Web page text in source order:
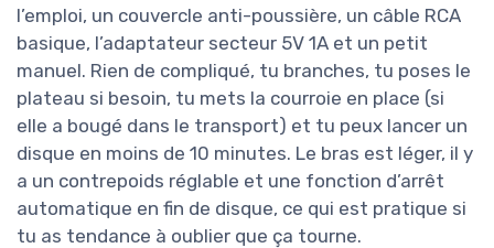
l’emploi, un couvercle anti-poussière, un câble RCA
basique, l’adaptateur secteur 5V 1A et un petit
manuel. Rien de compliqué, tu branches, tu poses le
plateau si besoin, tu mets la courroie en place (si
elle a bougé dans le transport) et tu peux lancer un
disque en moins de 10 minutes. Le bras est léger, il y
a un contrepoids réglable et une fonction d’arrêt
automatique en fin de disque, ce qui est pratique si
tu as tendance à oublier que ça tourne.